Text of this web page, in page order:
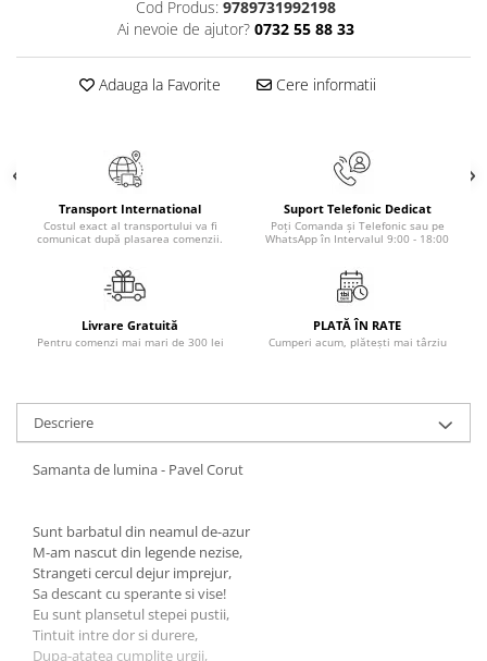
Biografii, Memorii, Jurnale
Carti erotice
Carti pentru Adolescenti, Young
Crime, Thriller, Mistery
Literatura Romana
Literatura Universala
Romane de dragoste, Carti
Senzatii/Dragoste
Senzatii/Suspans
Senzatii/Thriller
SF & Fantasy
Teens Book Club
Umor
Birotica & Papetarie
Adezivi si benzi adezive
Cod Produs: 9789731992198
Ai nevoie de ajutor? 0732 55 88 33
Adauga la Favorite Cere informatii
Transport International
Costul exact al transportului va fi
comunicat după plasarea comenzii.
Suport Telefonic Dedicat
Poți Comanda și Telefonic sau pe
WhatsApp în Intervalul 9:00 - 18:00
Livrare Gratuită
Pentru comenzi mai mari de 300 lei
PLATĂ ÎN RATE
Cumperi acum, plătești mai târziu
Descriere
Samanta de lumina - Pavel Corut
Sunt barbatul din neamul de-azur
M-am nascut din legende nezise,
Strangeti cercul dejur imprejur,
Sa descant cu sperante si vise!
Eu sunt plansetul stepei pustii,
Tintuit intre dor si durere,
Dupa-atatea cumplite urgii,